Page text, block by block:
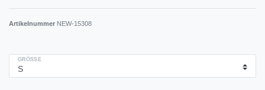
Artikelnummer NEW-15308
GRÖSSE